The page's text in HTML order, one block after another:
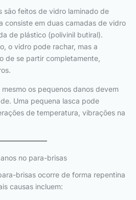
são feitos de vidro laminado de
consiste em duas camadas de vidro
de plástico (polivinil butiral).
o vidro pode rachar, mas a
de se partir completamente,
os pequenos danos devem
Uma pequena lasca pode
de temperatura, vibrações na
no para-brisas
brisas ocorre de forma repentina
causas incluem: